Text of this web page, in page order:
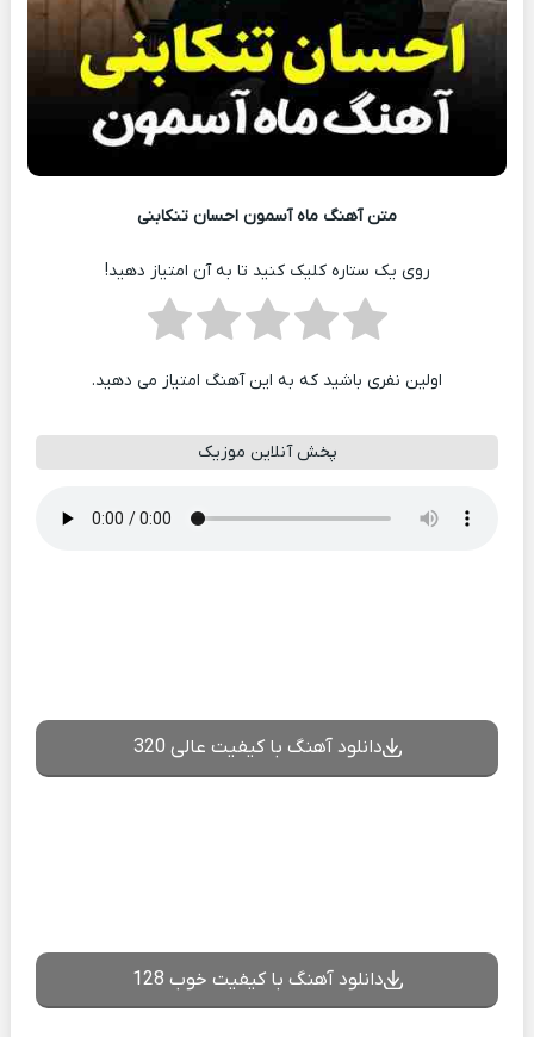
متن آهنگ ماه آسمون احسان تنکابنی
روی یک ستاره کلیک کنید تا به آن امتیاز دهید!
اولین نفری باشید که به این آهنگ امتیاز می دهید.
پخش آنلاین موزیک
دانلود آهنگ با کیفیت عالی 320
دانلود آهنگ با کیفیت خوب 128